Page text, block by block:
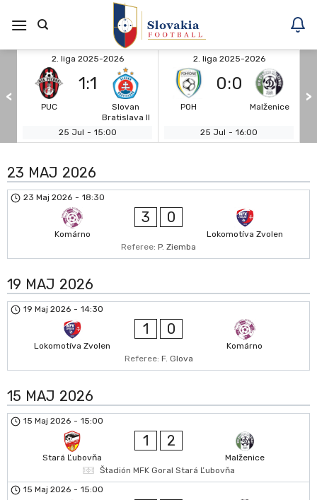
na
2. liga 2025-2026
PUC
1:1
Slovan
Bratislava II
25 Jul - 15:00
2. liga 2025-2026
POH
0:0
Malženice
25 Jul - 16:00
< >
23 MAJ 2026
23 Maj 2026 - 18:30
Komárno
3 0
Lokomotíva Zvolen
Referee: P. Ziemba
19 MAJ 2026
19 Maj 2026 - 14:30
Lokomotíva Zvolen
1 0
Komárno
Referee: F. Glova
15 MAJ 2026
15 Maj 2026 - 15:00
Stará Ľubovňa
1 2
Malženice
Štadión MFK Goral Stará Ľubovňa
15 Maj 2026 - 15:00